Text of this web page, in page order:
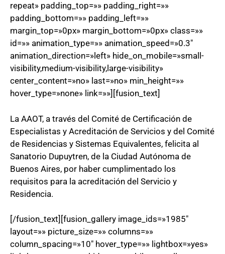
repeat» padding_top=»» padding_right=»»
padding_bottom=»» padding_left=»»
margin_top=»0px» margin_bottom=»0px» class=»»
id=»» animation_type=»» animation_speed=»0.3″
animation_direction=»left» hide_on_mobile=»small-
visibility,medium-visibility,large-visibility»
center_content=»no» last=»no» min_height=»»
hover_type=»none» link=»»][fusion_text]
La AAOT, a través del Comité de Certificación de
Especialistas y Acreditación de Servicios y del Comité
de Residencias y Sistemas Equivalentes, felicita al
Sanatorio Dupuytren, de la Ciudad Autónoma de
Buenos Aires, por haber cumplimentado los
requisitos para la acreditación del Servicio y
Residencia.
[/fusion_text][fusion_gallery image_ids=»1985″
layout=»» picture_size=»» columns=»»
column_spacing=»10″ hover_type=»» lightbox=»yes»